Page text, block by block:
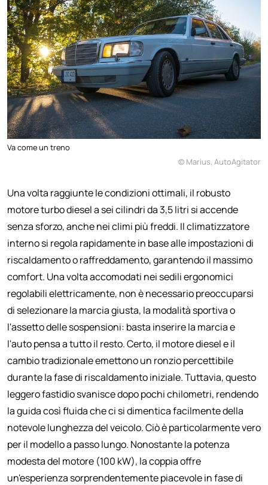
Va come un treno
© Marius, AutoAgitator
Una volta raggiunte le condizioni ottimali, il robusto
motore turbo diesel a sei cilindri da 3,5 litri si accende
senza sforzo, anche nei climi più freddi. Il climatizzatore
interno si regola rapidamente in base alle impostazioni di
riscaldamento o raffreddamento, garantendo il massimo
comfort. Una volta accomodati nei sedili ergonomici
regolabili elettricamente, non è necessario preoccuparsi
di selezionare la marcia giusta, la modalità sportiva o
l'assetto delle sospensioni: basta inserire la marcia e
l'auto pensa a tutto il resto. Certo, il motore diesel e il
cambio tradizionale emettono un ronzio percettibile
durante la fase di riscaldamento iniziale. Tuttavia, questo
leggero fastidio svanisce dopo pochi chilometri, rendendo
la guida così fluida che ci si dimentica facilmente della
notevole lunghezza del veicolo. Ciò è particolarmente vero
per il modello a passo lungo. Nonostante la potenza
modesta del motore (100 kW), la coppia offre
un'esperienza sorprendentemente piacevole in fase di